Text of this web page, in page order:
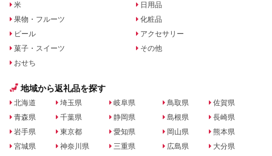
米
果物・フルーツ
ビール
菓子・スイーツ
おせち
日用品
化粧品
アクセサリー
その他
地域から返礼品を探す
北海道
青森県
岩手県
宮城県
埼玉県
千葉県
東京都
神奈川県
岐阜県
静岡県
愛知県
三重県
鳥取県
島根県
岡山県
広島県
佐賀県
長崎県
熊本県
大分県